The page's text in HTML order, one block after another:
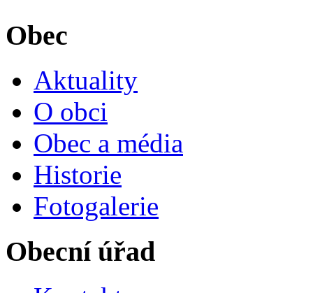
Obec
Aktuality
O obci
Obec a média
Historie
Fotogalerie
Obecní úřad